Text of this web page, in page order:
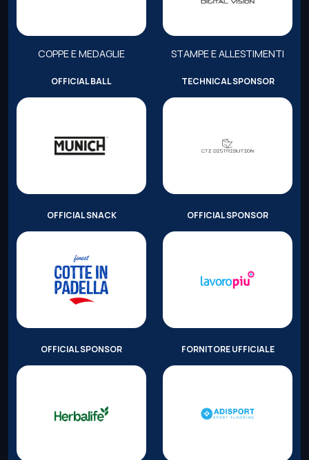
COPPE E MEDAGLIE STAMPE E ALLESTIMENTI
OFFICIAL BALL TECHNICAL SPONSOR
OFFICIAL SNACK OFFICIAL SPONSOR
OFFICIAL SPONSOR FORNITORE UFFICIALE